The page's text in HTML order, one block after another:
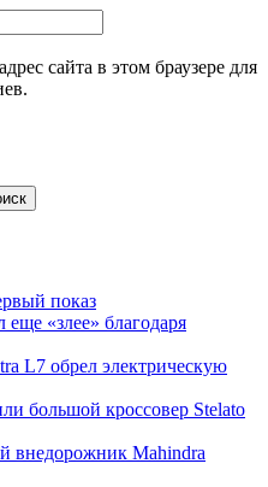
сайта в этом браузере для
показ
еще «злее» благодаря
L7 обрел электрическую
большой кроссовер Stelato
внедорожник Mahindra